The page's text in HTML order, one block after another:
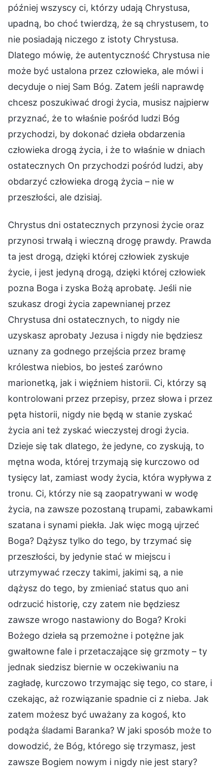
później wszyscy ci, którzy udają Chrystusa,
upadną, bo choć twierdzą, że są chrystusem, to
nie posiadają niczego z istoty Chrystusa.
Dlatego mówię, że autentyczność Chrystusa nie
może być ustalona przez człowieka, ale mówi i
decyduje o niej Sam Bóg. Zatem jeśli naprawdę
chcesz poszukiwać drogi życia, musisz najpierw
przyznać, że to właśnie pośród ludzi Bóg
przychodzi, by dokonać dzieła obdarzenia
człowieka drogą życia, i że to właśnie w dniach
ostatecznych On przychodzi pośród ludzi, aby
obdarzyć człowieka drogą życia – nie w
przeszłości, ale dzisiaj.
Chrystus dni ostatecznych przynosi życie oraz
przynosi trwałą i wieczną drogę prawdy. Prawda
ta jest drogą, dzięki której człowiek zyskuje
życie, i jest jedyną drogą, dzięki której człowiek
pozna Boga i zyska Bożą aprobatę. Jeśli nie
szukasz drogi życia zapewnianej przez
Chrystusa dni ostatecznych, to nigdy nie
uzyskasz aprobaty Jezusa i nigdy nie będziesz
uznany za godnego przejścia przez bramę
królestwa niebios, bo jesteś zarówno
marionetką, jak i więźniem historii. Ci, którzy są
kontrolowani przez przepisy, przez słowa i przez
pęta historii, nigdy nie będą w stanie zyskać
życia ani też zyskać wieczystej drogi życia.
Dzieje się tak dlatego, że jedyne, co zyskują, to
mętna woda, której trzymają się kurczowo od
tysięcy lat, zamiast wody życia, która wypływa z
tronu. Ci, którzy nie są zaopatrywani w wodę
życia, na zawsze pozostaną trupami, zabawkami
szatana i synami piekła. Jak więc mogą ujrzeć
Boga? Dążysz tylko do tego, by trzymać się
przeszłości, by jedynie stać w miejscu i
utrzymywać rzeczy takimi, jakimi są, a nie
dążysz do tego, by zmieniać status quo ani
odrzucić historię, czy zatem nie będziesz
zawsze wrogo nastawiony do Boga? Kroki
Bożego dzieła są przemożne i potężne jak
gwałtowne fale i przetaczające się grzmoty – ty
jednak siedzisz biernie w oczekiwaniu na
zagładę, kurczowo trzymając się tego, co stare, i
czekając, aż rozwiązanie spadnie ci z nieba. Jak
zatem możesz być uważany za kogoś, kto
podąża śladami Baranka? W jaki sposób może to
dowodzić, że Bóg, którego się trzymasz, jest
zawsze Bogiem nowym i nigdy nie jest stary?